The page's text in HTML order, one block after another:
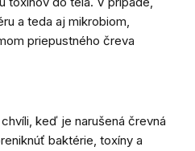
a teda aj mikrobiom,
priepustného čreva
keď je narušená črevná
baktérie, toxíny a